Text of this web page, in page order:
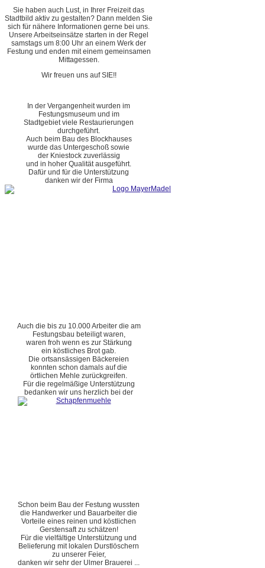
Sie haben auch Lust, in Ihrer Freizeit das
Stadtbild aktiv zu gestalten? Dann melden Sie
sich für nähere Informationen gerne bei uns.
Unsere Arbeitseinsätze starten in der Regel
samstags um 8:00 Uhr an einem Werk der
Festung und enden mit einem gemeinsamen
Mittagessen.
Wir freuen uns auf SIE!!
In der Vergangenheit wurden im
Festungsmuseum und im
Stadtgebiet viele Restaurierungen
durchgeführt.
Auch beim Bau des Blockhauses
wurde das Untergeschoß sowie
der Kniestock zuverlässig
und in hoher Qualität ausgeführt.
Dafür und für die Unterstützung
danken wir der Firma
Auch die bis zu 10.000 Arbeiter die am
Festungsbau beteiligt waren,
waren froh wenn es zur Stärkung
ein köstliches Brot gab.
Die ortsansässigen Bäckereien
konnten schon damals auf die
örtlichen Mehle zurückgreifen.
Für die regelmäßige Unterstützung
bedanken wir uns herzlich bei der
Schon beim Bau der Festung wussten
die Handwerker und Bauarbeiter die
Vorteile eines reinen und köstlichen
Gerstensaft zu schätzen!
Für die vielfältige Unterstützung und
Belieferung mit lokalen Durstlöschern
zu unserer Feier,
danken wir sehr der Ulmer Brauerei ...